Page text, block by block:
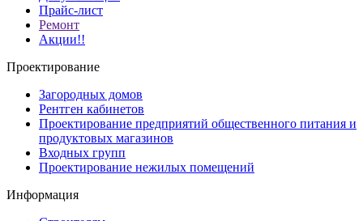
Прайс-лист
Ремонт
Акции!!
Проектирование
Загородных домов
Рентген кабинетов
Проектирование предприятий общественного питания и
продуктовых магазинов
Входных групп
Проектирование нежилых помещений
Информация